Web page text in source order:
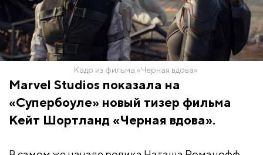
Кадр из фильма «Черная вдова»
Marvel Studios показала на
«Супербоуле» новый тизер фильма
Кейт Шортланд «Черная вдова».